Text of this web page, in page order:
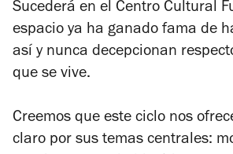
Sucederá en el Centro Cultural
espacio ya ha ganado fama de
así y nunca decepcionan
que se vive.
Creemos que este ciclo nos
claro por sus temas centrales: